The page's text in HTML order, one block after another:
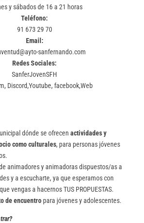
y sábados de 16 a 21 horas
Teléfono:
91 673 29 70
Email:
sanfernando.com
Redes Sociales:
SanferJovenSFH
Discord,Youtube, facebook,Web
dónde se ofrecen actividades y
como culturales, para personas jóvenes
animadores y animadoras dispuestos/as a
y a escucharte, ya que esperamos con
vengas a hacernos TUS PROPUESTAS.
de encuentropara jóvenes y adolescentes.